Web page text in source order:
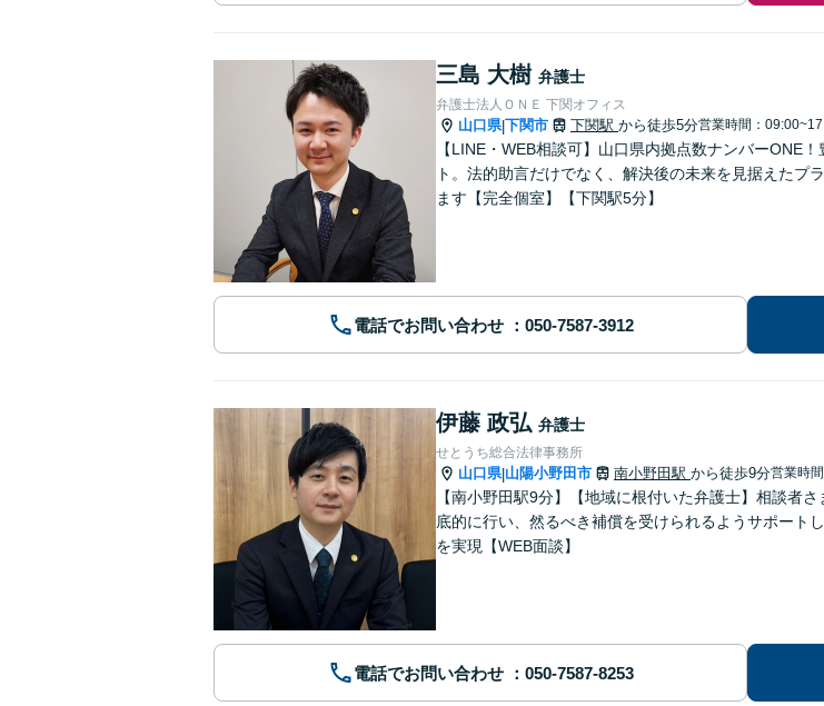
三島 大樹 弁護士
弁護士法人ＯＮＥ 下関オフィス
山口県|下関市 下関駅 から徒歩5分営業時間：
【LINE・WEB相談可】山口県内拠点数ナンバーONE
ト。法的助言だけでなく、解決後の未来を見据えたプ
ます【完全個室】【下関駅5分】
電話でお問い合わせ
伊藤 政弘 弁護士
せとうち総合法律事務所
山口県|山陽小野田市 南小野田駅 から徒歩9分営業時
【南小野田駅9分】【地域に根付いた弁護士】相談者
底的に行い、然るべき補償を受けられるようサポート
を実現【WEB面談】
電話でお問い合わせ